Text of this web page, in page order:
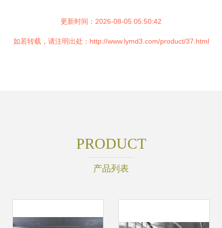
更新时间：2026-08-05 05:50:42
如若转载，请注明出处：http://www.lymd3.com/product/37.html
PRODUCT
产品列表